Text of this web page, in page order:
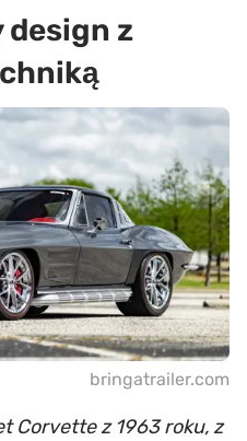
design z
bringatrailer.com
Corvette z 1963 roku, z